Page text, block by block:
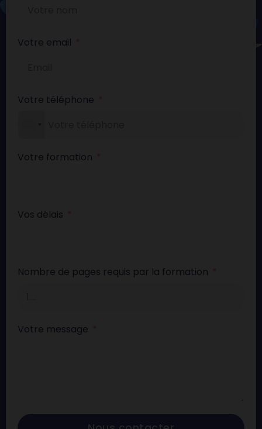
Votre email
Votre téléphone
Votre formation
Vos délais
Nombre de pages requis par la formation
Votre message